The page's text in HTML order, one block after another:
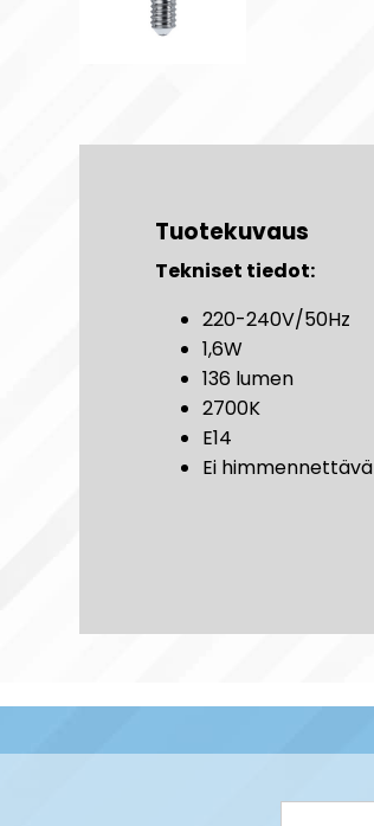
Tuotekuvaus
Tekniset tiedot:
220-240V/50Hz
1,6W
136 lumen
2700K
E14
Ei himmennettävä